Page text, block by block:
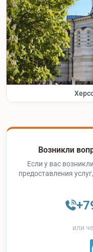
Возникли
Если у вас
предоставления
или